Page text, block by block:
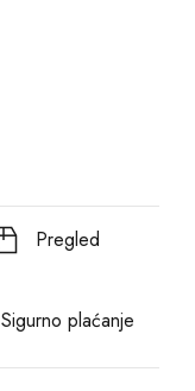
Pregled
Sigurno plaćanje